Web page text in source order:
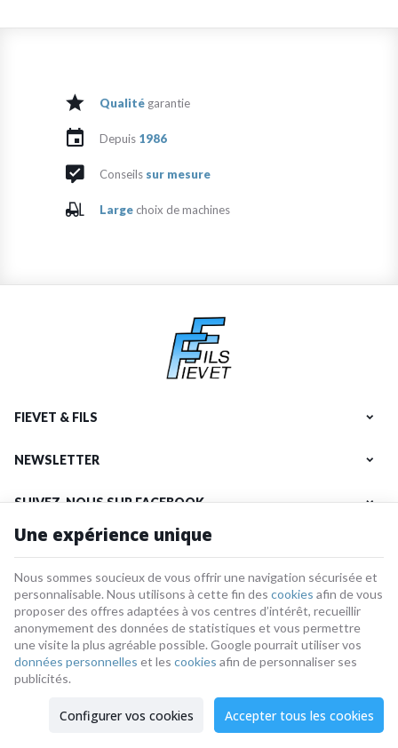
Qualité garantie
Depuis 1986
Conseils sur mesure
Large choix de machines
NEWSLETTER
SUIVEZ-NOUS SUR FACEBOOK
FIEVET & FILS
NOS PRODUITS
INFORMATIONS
Fievet-et-fils | N° d'entreprise : 0784.207.485 | Mentions légales & Contact
Conditions d'utilisation du site web
Traitement de vos données par Google
© Copyright 2026 -E-net Business
, accélérateur d'e-commerce pour
commerçants, indépendants & PME
Une expérience unique
Nous sommes soucieux de vous offrir une navigation sécurisée et
personnalisable. Nous utilisons à cette fin des cookies afin de vous
proposer des offres adaptées à vos centres d’intérêt, recueillir
anonymement des données de statistiques et vous permettre
une visite la plus agréable possible. Google pourrait utiliser vos
données personnelles et les cookies afin de personnaliser ses
publicités.
Configurer vos cookies Accepter tous les cookies